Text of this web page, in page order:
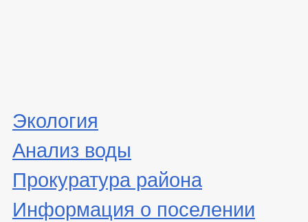
Экология
Анализ воды
Прокуратура района
Информация о поселении